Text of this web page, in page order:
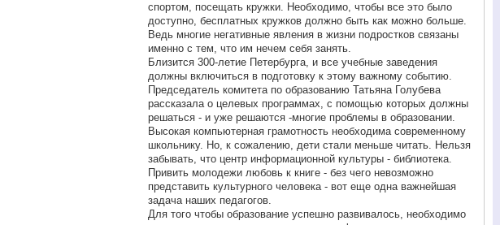
спортом, посещать кружки. Необходимо, чтобы все это было
доступно, бесплатных кружков должно быть как можно больше.
Ведь многие негативные явления в жизни подростков связаны
именно с тем, что им нечем себя занять.
Близится 300-летие Петербурга, и все учебные заведения
должны включиться в подготовку к этому важному событию.
Председатель комитета по образованию Татьяна Голубева
рассказала о целевых программах, с помощью которых должны
решаться - и уже решаются -многие проблемы в образовании.
Высокая компьютерная грамотность необходима современному
школьнику. Но, к сожалению, дети стали меньше читать. Нельзя
забывать, что центр информационной культуры - библиотека.
Привить молодежи любовь к книге - без чего невозможно
представить культурного человека - вот еще одна важнейшая
задача наших педагогов.
Для того чтобы образование успешно развивалось, необходимо